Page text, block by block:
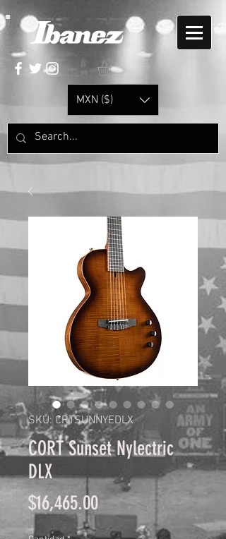
MXN ($)
SKU: CRTSUNNYEDLX
CORT Sunset Nylectric
DLX
$16,465.00Precio